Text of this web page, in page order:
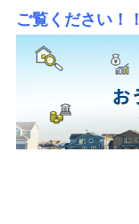
ご覧ください！！